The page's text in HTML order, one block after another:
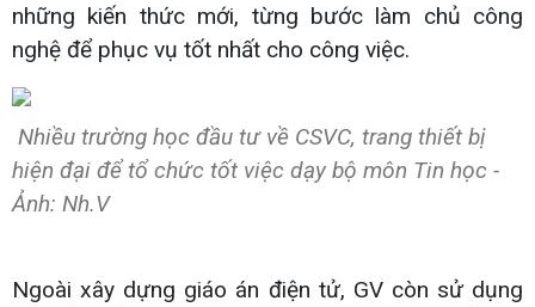
những kiến thức mới, từng bước làm chủ công
nghệ để phục vụ tốt nhất cho công việc.
Nhiều trường học đầu tư về CSVC, trang thiết bị
hiện đại để tổ chức tốt việc dạy bộ môn Tin học -
Ảnh: Nh.V
Ngoài xây dựng giáo án điện tử, GV còn sử dụng